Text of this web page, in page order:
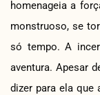
homenageia a
monstruoso, se
só tempo. A
aventura. Apesar
dizer para ela que